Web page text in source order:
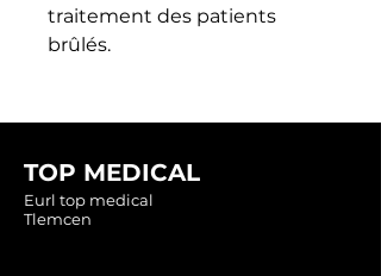
traitement des patients
brûlés.
TOP MEDICAL
Eurl top medical
Tlemcen